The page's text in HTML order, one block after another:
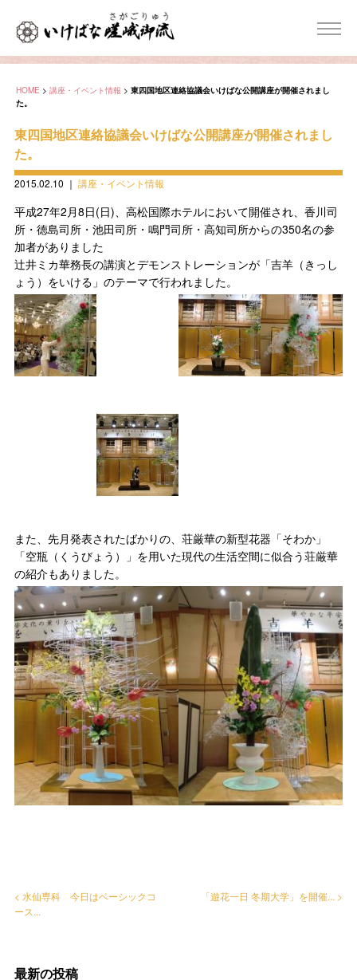
HOME > 講座・イベント情報 > 東四国地区連絡協議会いけばな公開講座が開催されまし
た。
東四国地区連絡協議会いけばな公開講座が開催されまし
た。
2015.02.10 ｜ 講座・イベント情報
平成27年2月8日(日)、高松国際ホテルにおいて開催され、香川司
所・徳島司所・池田司所・鳴門司所・高知司所からの350名の参
加者がありました
辻井ミカ華務長の講演とデモンストレーションが「吉羊（きっし
ょう）をいける」のテーマで行われました。
また、先月発表されたばかりの、荘厳華の新型花器「そわか」
「空瓶（くうびょう）」を用いた現代の生活空間に似合う荘厳華
の紹介もありました。
< 水仙専科 今日はベーシックコ
ース...
「遊花一日 冬期大学」を開催... >
最新の投稿